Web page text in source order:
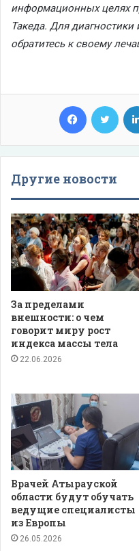
информационных целях
Такеда. Для диагностики
обратитесь к своему
Facebook
Другие новости
За пределами
внешности: о чем
говорит миру рост
индекса массы тела
22.06.2026
Врачей Атырауской
области будут обучать
ведущие специалисты
из Европы
26.05.2026